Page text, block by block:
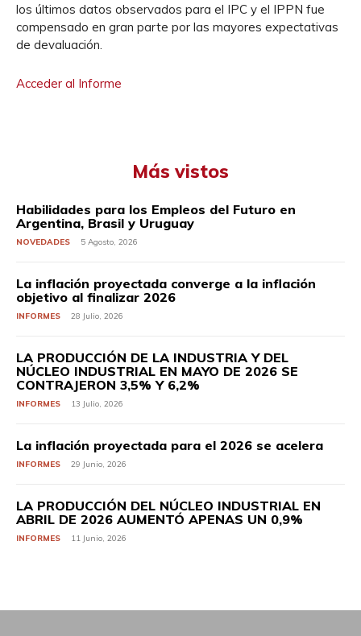
los últimos datos observados para el IPC y el IPPN fue
compensado en gran parte por las mayores expectativas
de devaluación.
Acceder al Informe
Más vistos
Habilidades para los Empleos del Futuro en
Argentina, Brasil y Uruguay
NOVEDADES 5 Agosto, 2026
La inflación proyectada converge a la inflación
objetivo al finalizar 2026
INFORMES 28 Julio, 2026
LA PRODUCCIÓN DE LA INDUSTRIA Y DEL
NÚCLEO INDUSTRIAL EN MAYO DE 2026 SE
CONTRAJERON 3,5% Y 6,2%
INFORMES 13 Julio, 2026
La inflación proyectada para el 2026 se acelera
INFORMES 29 Junio, 2026
LA PRODUCCIÓN DEL NÚCLEO INDUSTRIAL EN
ABRIL DE 2026 AUMENTÓ APENAS UN 0,9%
INFORMES 11 Junio, 2026